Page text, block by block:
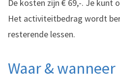
De kosten zijn € 69,-. Je kunt
Het activiteitbedrag wordt
resterende lessen.
Waar & wanneer